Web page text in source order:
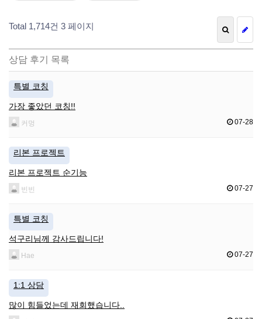
Total 1,714건 3 페이지
상담 후기 목록
특별 코칭
가장 좋았던 코칭!!
커멍 07-28
리본 프로젝트
리본 프로젝트 순기능
빈빈 07-27
특별 코칭
석구리님께 감사드립니다!
Hae 07-27
1:1 상담
많이 힘들었는데 재회했습니다..